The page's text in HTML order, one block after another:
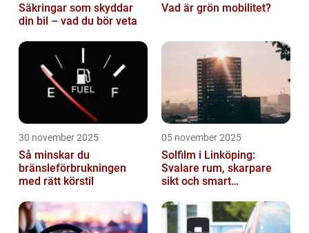
Säkringar som skyddar
din bil – vad du bör veta
Vad är grön mobilitet?
30 november 2025
Så minskar du
bränsleförbrukningen
med rätt körstil
05 november 2025
Solfilm i Linköping:
Svalare rum, skarpare
sikt och smart